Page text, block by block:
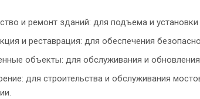
и ремонт зданий: для подъема и
и реставрация: для обеспечения
объекты: для обслуживания и
для строительства и обслуживания